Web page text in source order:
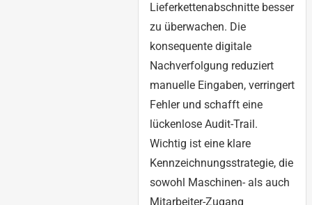
Lieferkettenabschnitte besser
zu überwachen. Die
konsequente digitale
Nachverfolgung reduziert
manuelle Eingaben, verringert
Fehler und schafft eine
lückenlose Audit-Trail.
Wichtig ist eine klare
Kennzeichnungsstrategie, die
sowohl Maschinen- als auch
Mitarbeiter-Zugang